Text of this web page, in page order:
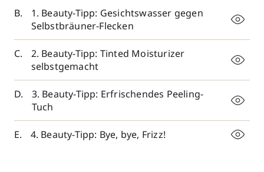
1. Beauty-Tipp: Gesichtswasser gegen
Selbstbräuner-Flecken
2. Beauty-Tipp: Tinted Moisturizer
selbstgemacht
3. Beauty-Tipp: Erfrischendes Peeling-
Tuch
4. Beauty-Tipp: Bye, bye, Frizz!